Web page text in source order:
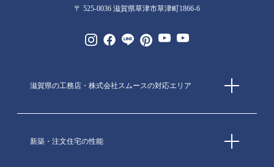
〒 525-0036 滋賀県草津市草津町1866-6
滋賀県の工務店・株式会社スムースの対応エリア
新築・注文住宅の性能